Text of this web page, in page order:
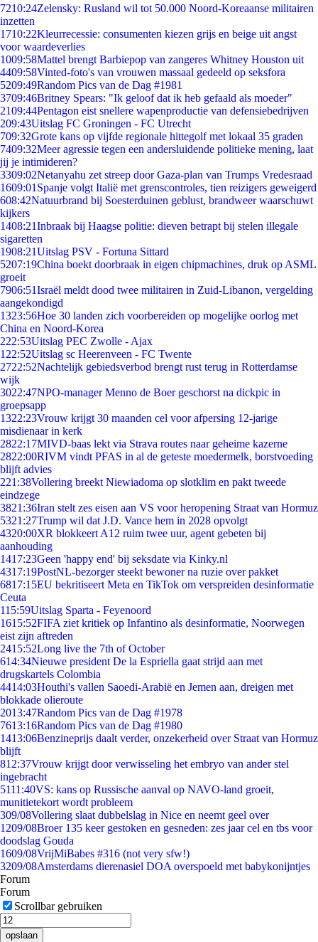
7210:24Zelensky: Rusland wil tot 50.000 Noord-Koreaanse militairen
inzetten
1710:22Kleurrecessie: consumenten kiezen grijs en beige uit angst
voor waardeverlies
1009:58Mattel brengt Barbiepop van zangeres Whitney Houston uit
4409:58Vinted-foto's van vrouwen massaal gedeeld op seksfora
5209:49Random Pics van de Dag #1981
3709:46Britney Spears: "Ik geloof dat ik heb gefaald als moeder"
2109:44Pentagon eist snellere wapenproductie van defensiebedrijven
209:43Uitslag FC Groningen - FC Utrecht
709:32Grote kans op vijfde regionale hittegolf met lokaal 35 graden
7409:32Meer agressie tegen een andersluidende politieke mening, laat
jij je intimideren?
3309:02Netanyahu zet streep door Gaza-plan van Trumps Vredesraad
1609:01 Spanje volgt Italië met grenscontroles, tien reizigers geweigerd
608:42Natuurbrand bij Soesterduinen geblust, brandweer waarschuwt
kijkers
1408:21Inbraak bij Haagse politie: dieven betrapt bij stelen illegale
sigaretten
1908:21Uitslag PSV - Fortuna Sittard
5207:19China boekt doorbraak in eigen chipmachines, druk op ASML
groeit
7906:51Israël meldt dood twee militairen in Zuid-Libanon, vergelding
aangekondigd
1323:56Hoe 30 landen zich voorbereiden op mogelijke oorlog met
China en Noord-Korea
222:53Uitslag PEC Zwolle - Ajax
1 22:52Uitslag sc Heerenveen - FC Twente
2722:52Nachtelijk gebiedsverbod brengt rust terug in Rotterdamse
wijk
3022:47NPO-manager Menno de Boer geschorst na dickpic in
groepsapp
1322:23Vrouw krijgt 30 maanden cel voor afpersing 12-jarige
misdienaar in kerk
2822:17MIVD-baas lekt via Strava routes naar geheime kazerne
2822:00RIVM vindt PFAS in al de geteste moedermelk, borstvoeding
blijft advies
221:38Vollering breekt Niewiadoma op slotklim en pakt tweede
eindzege
3821:36Iran stelt zes eisen aan VS voor heropening Straat van Hormuz
5321:27Trump wil dat J.D. Vance hem in 2028 opvolgt
4320:00XR blokkeert A12 ruim twee uur, agent gebeten bij
aanhouding
1417:23Geen 'happy end' bij seksdate via Kinky.nl
4317:19PostNL-bezorger steekt bewoner na ruzie over pakket
6817:15EU bekritiseert Meta en TikTok om verspreiden desinformatie
Ceuta
115:59Uitslag Sparta - Feyenoord
1615:52FIFA ziet kritiek op Infantino als desinformatie, Noorwegen
eist zijn aftreden
2415:52Long live the 7th of October
614:34Nieuwe president De la Espriella gaat strijd aan met
drugskartels Colombia
4414:03Houthi's vallen Saoedi-Arabië en Jemen aan, dreigen met
blokkade olieroute
2013:47Random Pics van de Dag #1978
7613:16Random Pics van de Dag #1980
1413:06Benzineprijs daalt verder, onzekerheid over Straat van Hormuz
blijft
812:37Vrouw krijgt door verwisseling het embryo van ander stel
ingebracht
5111:40VS: kans op Russische aanval op NAVO-land groeit,
munitietekort wordt probleem
309/08Vollering slaat dubbelslag in Nice en neemt geel over
1209/08Broer 135 keer gestoken en gesneden: zes jaar cel en tbs voor
doodslag Gouda
1609/08VrijMiBabes #316 (not very sfw!)
3209/08Amsterdams dierenasiel DOA overspoeld met babykonijntjes
Forum
Forum
Scrollbar gebruiken
opslaan